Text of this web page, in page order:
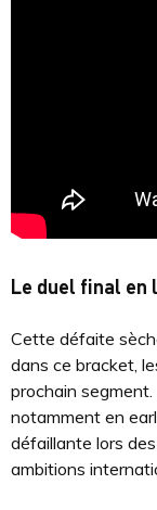
Le duel final en
Cette défaite
dans ce bracket,
prochain
notamment en
défaillante lors
ambitions